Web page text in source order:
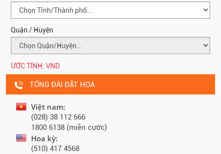
Quận / Huyện
ƯỚC TÍNH: VND
TỔNG ĐÀI ĐẶT HOA
Việt nam:
(028) 38 112 666
1800 6138 (miễn cước)
Hoa kỳ:
(510) 417 4568